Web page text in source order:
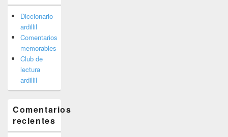
Diccionario
ardillil
Comentarios
memorables
Club de
lectura
ardillil
Comentarios
recientes